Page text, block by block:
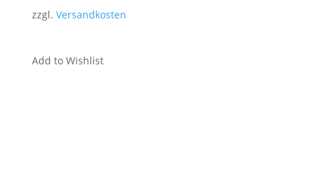
zzgl. Versandkosten
Add to Wishlist